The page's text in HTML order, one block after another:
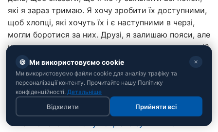
які я зараз тримаю. Я хочу зробити їх доступними,
щоб хлопці, які хочуть їх і є наступними в черзі,
могли боротися за них. Друзі, я залишаю пояси, але
не залишаю спорт, тому що у мене все ще останній
танець", - заявив Олександр.
Як пояснив спортивний директор українця Сергій
Лапін, цей крок був ретельно зважений і зроблений
задля порятунку дивізіону від застою.
Читайте також:
🍪 Ми використовуємо cookie ✕
Ми використовуємо файли cookie для аналізу трафіку та
персоналізації контенту. Прочитайте нашу Політику
конфіденційності. Детальніше
Відхилити Прийняти всі